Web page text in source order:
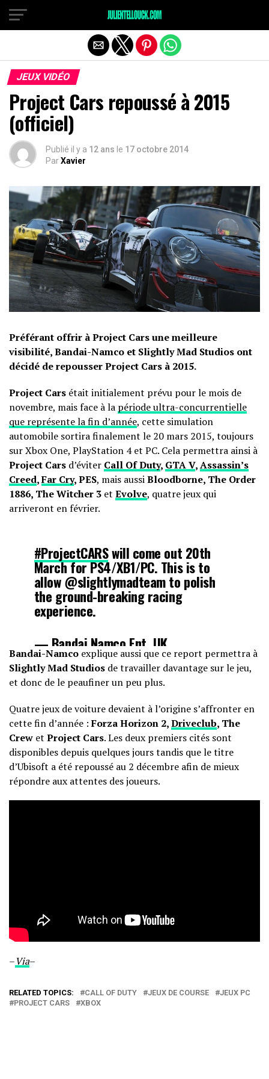
JEUX VIDÉO
Project Cars repoussé à 2015
(officiel)
Publié il y a 12 ans le 17 octobre 2014
ParXavier
Préférant offrir à Project Cars une meilleure
visibilité, Bandai-Namco et Slightly Mad Studios ont
décidé de repousser Project Cars à 2015.
Project Cars était initialement prévu pour le mois de
novembre, mais face à la période ultra-concurrentielle
que représente la fin d’année, cette simulation
automobile sortira finalement le 20 mars 2015, toujours
sur Xbox One, PlayStation 4 et PC. Cela permettra ainsi à
Project Cars d’éviter Call Of Duty, GTA V,Assassin’s
Creed,Far Cry, PES, mais aussiBloodborne, The Order
1886, The Witcher 3 et Evolve, quatre jeux qui
arriveront en février.
#ProjectCARSwill come out 20th
March for PS4/XB1/PC. This is to
allow @slightlymadteam to polish
the ground-breaking racing
experience.
— Bandai Namco Ent. UK
(@BandaiNamcoUK)October 17,
2014
Bandai-Namco explique aussi que ce report permettra à
Slightly Mad Studios de travailler davantage sur le jeu,
et donc de le peaufiner un peu plus.
Quatre jeux de voiture devaient à l’origine s’affronter en
cette fin d’année :Forza Horizon 2,Driveclub, The
Crew et Project Cars. Les deux premiers cités sont
disponibles depuis quelques jours tandis que le titre
d’Ubisoft a été repoussé au 2 décembre afin de mieux
répondre aux attentes des joueurs.
–Via–
RELATED TOPICS: CALL OF DUTY JEUX DE COURSE
JEUX PC
PROJECT CARS
XBOX